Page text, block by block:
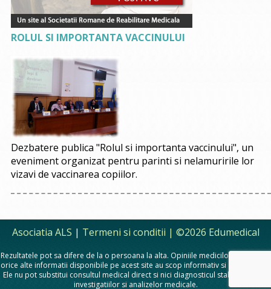
ROLUL SI IMPORTANTA VACCINULUI
Dezbatere publica "Rolul si importanta vaccinului", un
eveniment organizat pentru parinti si nelamuririle lor
vizavi de vaccinarea copiilor.
Asociatia ALS | Termeni si conditii | ©2026 Edumedical
Rezultatele pot sa difere de la o persoana la alta. Opiniile medicilor, sfaturile si
orice alte informatii disponibile pe acest site au scop informativ si educational.
Ele nu pot substitui consultul medical direct si nici diagnosticul stabilit in urma
investigatiilor si analizelor medicale.